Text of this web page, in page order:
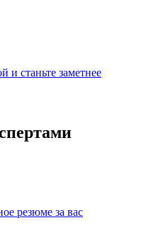
и станьте заметнее
резюме за вас